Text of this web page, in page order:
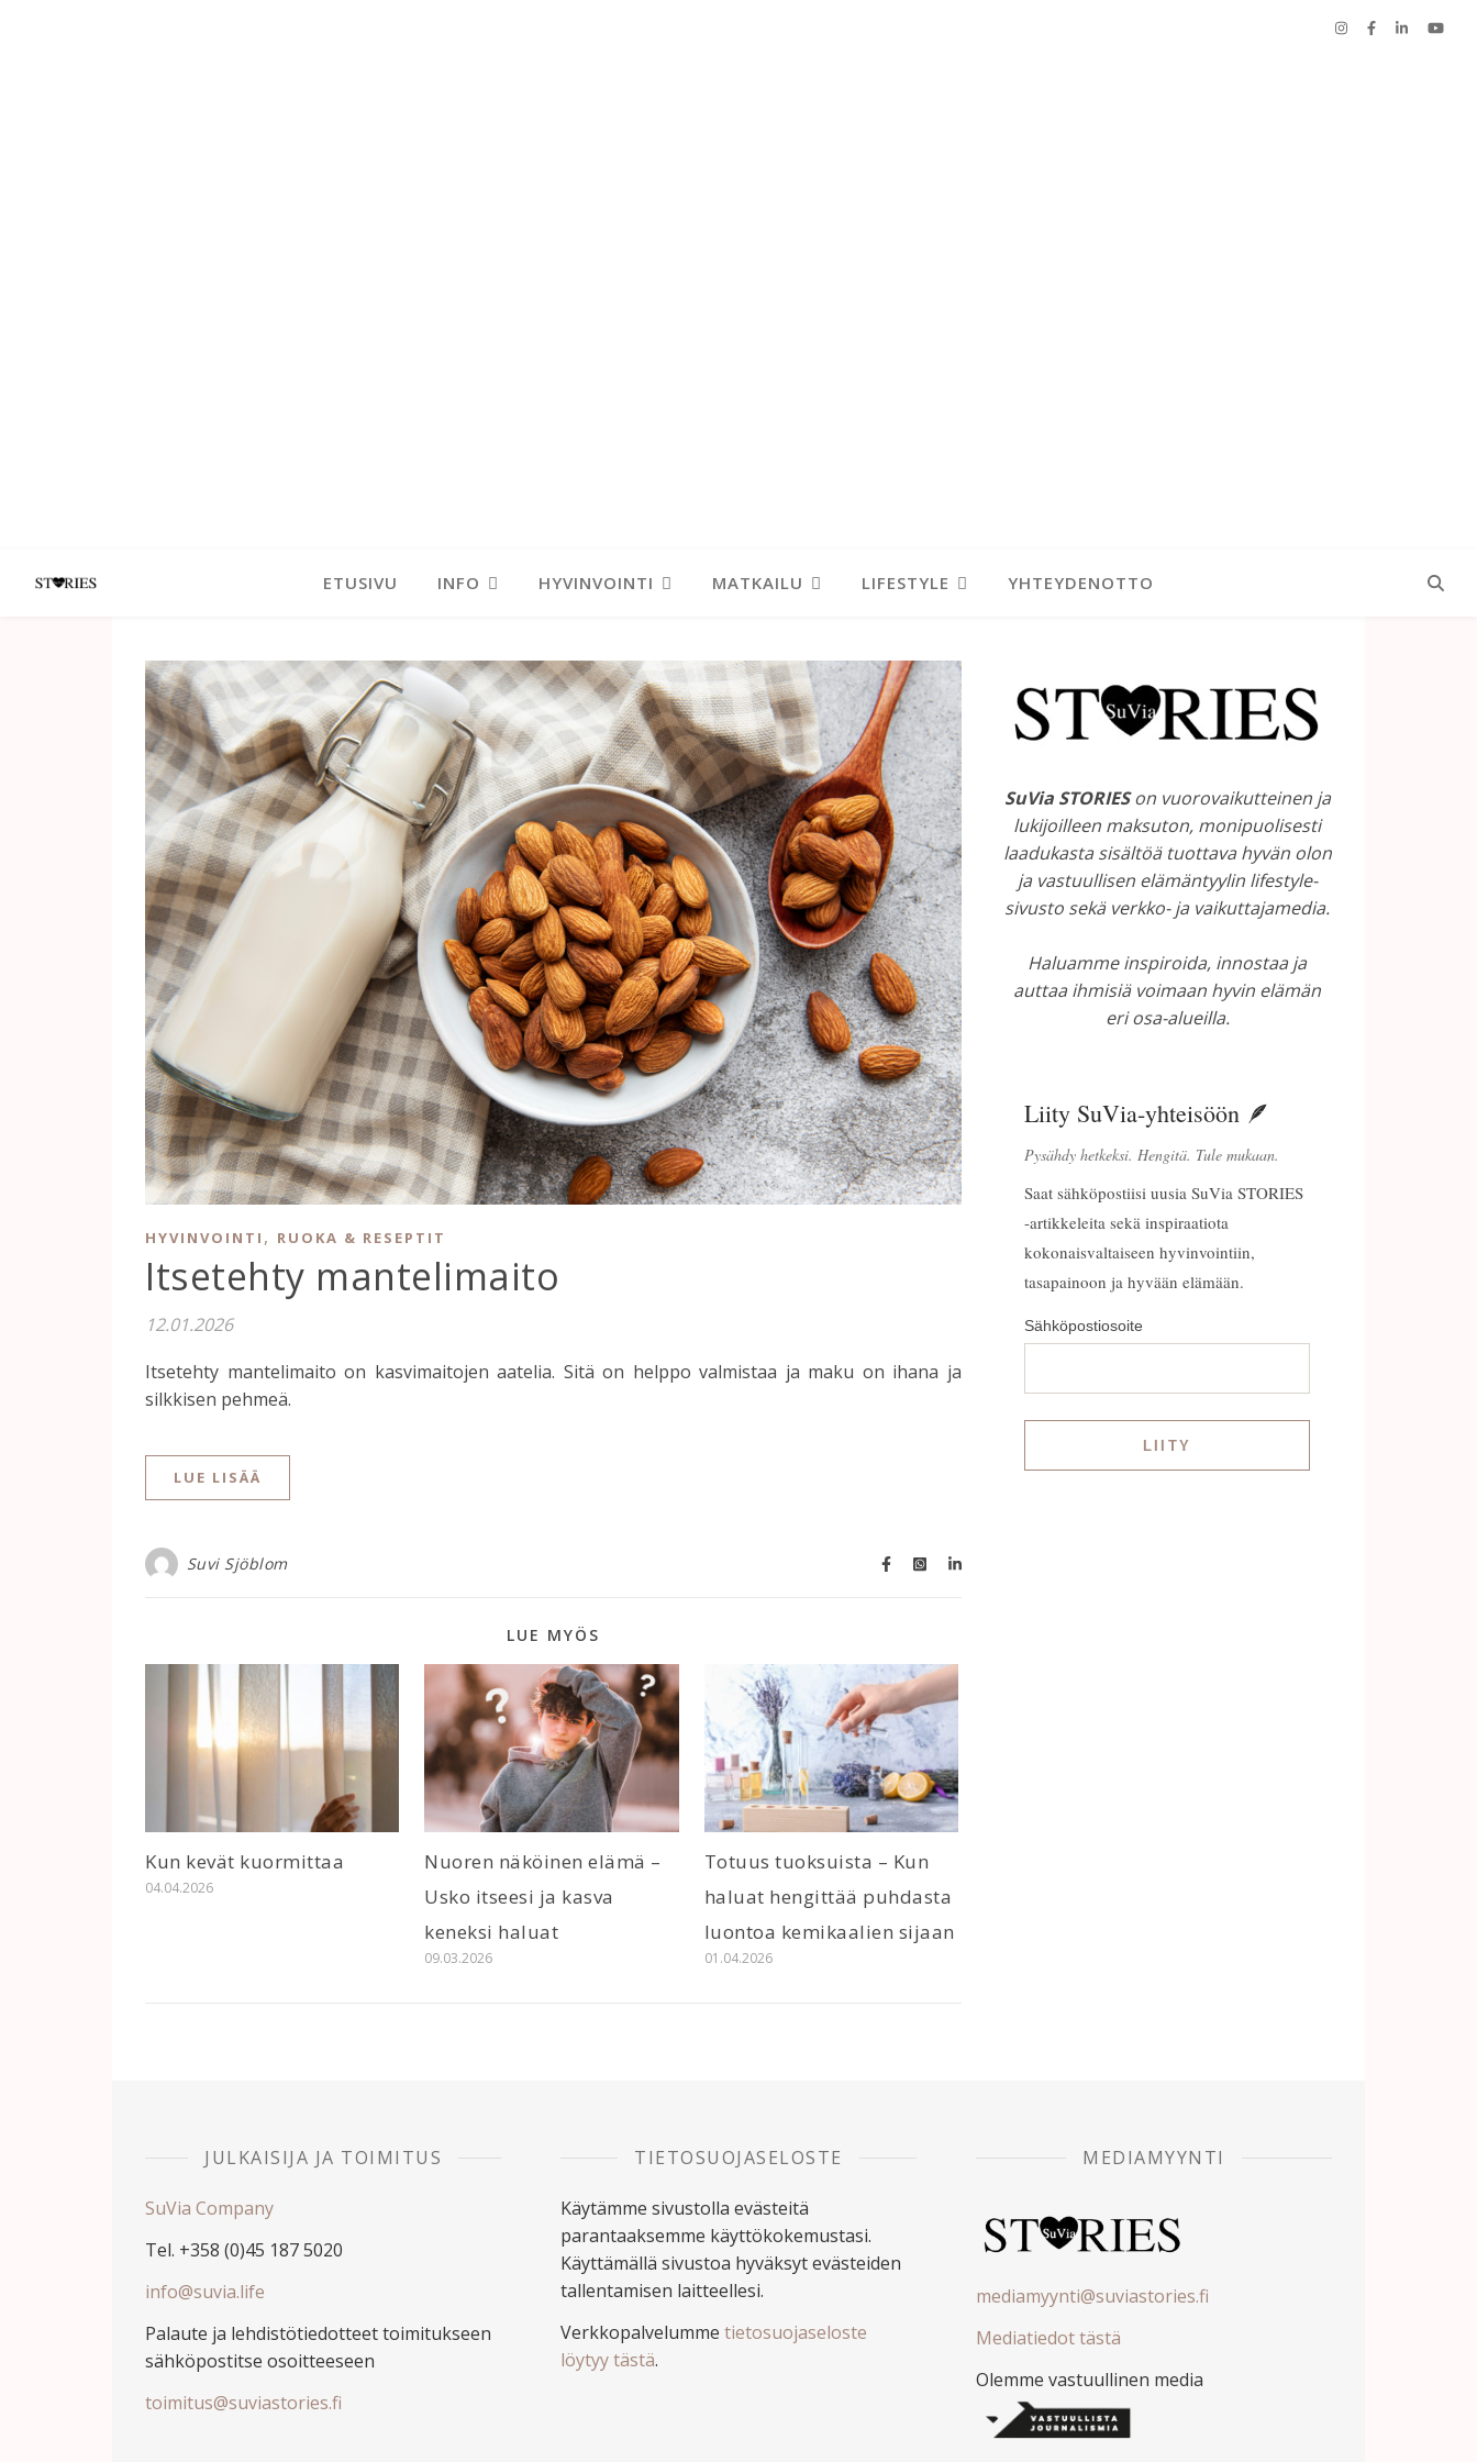
ETUSIVU INFO HYVINVOINTI MATKAILU LIFESTYLE YHTEYDENOTTO
HYVINVOINTI , RUOKA & RESEPTIT
Itsetehty mantelimaito
12.01.2026
Itsetehty mantelimaito on kasvimaitojen aatelia. Sitä on helppo valmistaa ja maku on ihana ja
silkkisen pehmeä.
LUE LISÄÄ
Suvi Sjöblom
LUE MYÖS
Kun kevät kuormittaa
04.04.2026
Nuoren näköinen elämä –
Usko itseesi ja kasva
keneksi haluat
09.03.2026
Totuus tuoksuista – Kun
haluat hengittää puhdasta
luontoa kemikaalien sijaan
01.04.2026
SuVia STORIESon vuorovaikutteinen ja
lukijoilleen maksuton, monipuolisesti
laadukasta sisältöä tuottava hyvän olon
ja vastuullisen elämäntyylin lifestyle-
sivusto sekä verkko- ja vaikuttajamedia.
Haluamme inspiroida, innostaa ja
auttaa ihmisiä voimaan hyvin elämän
eri osa-alueilla.
Liity SuVia-yhteisöön 🪶
Pysähdy hetkeksi. Hengitä. Tule mukaan.
Saat sähköpostiisi uusia SuVia STORIES
-artikkeleita sekä inspiraatiota
kokonaisvaltaiseen hyvinvointiin,
tasapainoon ja hyvään elämään.
Sähköpostiosoite
JULKAISIJA JA TOIMITUS
SuVia Company
Tel. +358 (0)45 187 5020
info@suvia.life
Palaute ja lehdistötiedotteet toimitukseen
sähköpostitse osoitteeseen
toimitus@suviastories.fi
TIETOSUOJASELOSTE
Käytämme sivustolla evästeitä
parantaaksemme käyttökokemustasi.
Käyttämällä sivustoa hyväksyt evästeiden
tallentamisen laitteellesi.
Verkkopalvelumme tietosuojaseloste
löytyy tästä.
MEDIAMYYNTI
mediamyynti@suviastories.fi
Mediatiedot tästä
Olemme vastuullinen media